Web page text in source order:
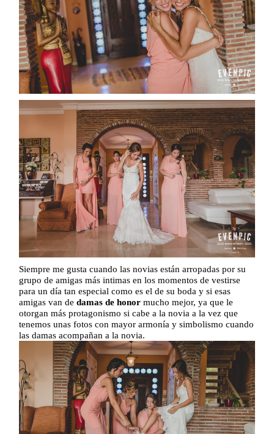
Siempre me gusta cuando las novias están arropadas por su
grupo de amigas más intimas en los momentos de vestirse
para un día tan especial como es el de su boda y si esas
amigas van dedamas de honor mucho mejor, ya que le
otorgan más protagonismo si cabe a la novia a la vez que
tenemos unas fotos con mayor armonía y simbolismo cuando
las damas acompañan a la novia.